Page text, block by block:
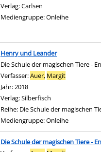
Verlag:Carlsen
Mediengruppe:Onleihe
Henry und Leander
Die Schule der magischen Tiere -
Verfasser:Auer, Margit
Jahr:2018
Verlag:Silberfisch
Reihe: Die Schule der magischen
Mediengruppe:Onleihe
Die Schule der magischen Tiere -